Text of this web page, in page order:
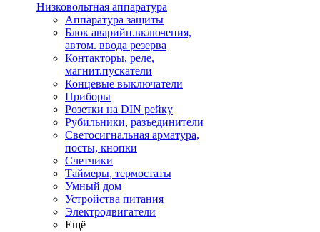
Низковольтная аппаратура
Аппаратура защиты
Блок аварийн.включения,
автом. ввода резерва
Контакторы, реле,
магнит.пускатели
Концевые выключатели
Приборы
Розетки на DIN рейку
Рубильники, разъединители
Светосигнальная арматура,
посты, кнопки
Счетчики
Таймеры, термостаты
Умный дом
Устройства питания
Электродвигатели
Ещё